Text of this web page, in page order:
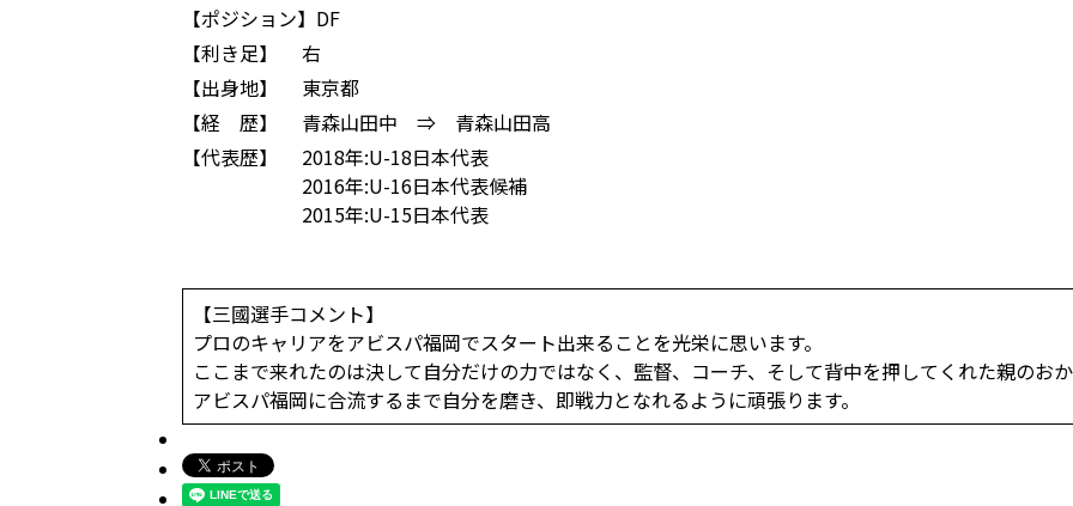
【ポジション】 DF
【利き足】
右
【出身地】
東京都
【経 歴】
青森山田中 ⇒ 青森山田高
【代表歴】
2018年:U-18日本代表
2016年:U-16日本代表候補
2015年:U-15日本代表
【三國選手コメント】
プロのキャリアをアビスパ福岡でスタート出来ることを光栄に思います。
ここまで来れたのは決して自分だけの力ではなく、監督、コーチ、そして背中を押してくれた親のお
アビスパ福岡に合流するまで自分を磨き、即戦力となれるように頑張ります。